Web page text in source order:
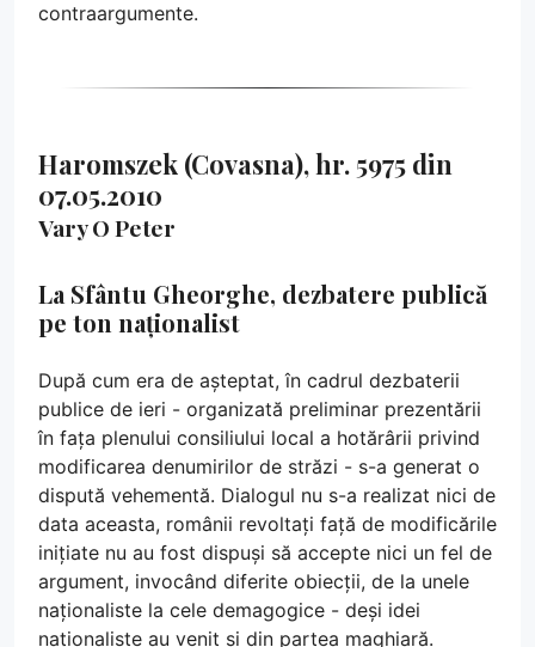
contraargumente.
Haromszek (Covasna), hr. 5975 din
07.05.2010
Vary O Peter
La Sfântu Gheorghe, dezbatere publică
pe ton naționalist
După cum era de așteptat, în cadrul dezbaterii
publice de ieri - organizată preliminar prezentării
în fața plenului consiliului local a hotărârii privind
modificarea denumirilor de străzi - s-a generat o
dispută vehementă. Dialogul nu s-a realizat nici de
data aceasta, românii revoltați față de modificările
inițiate nu au fost dispuși să accepte nici un fel de
argument, invocând diferite obiecții, de la unele
naționaliste la cele demagogice - deși idei
naționaliste au venit și din partea maghiară.